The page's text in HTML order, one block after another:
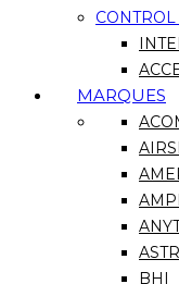
MARQUES
BHI